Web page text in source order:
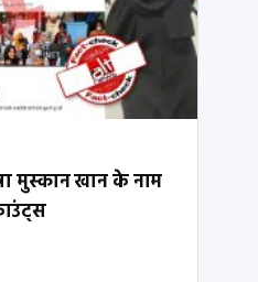
मुस्कान खान के नाम